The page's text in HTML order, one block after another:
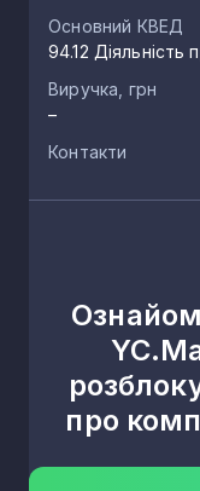
Основний КВЕД
94.12 Діяльність
Виручка, грн
–
Контакти
про